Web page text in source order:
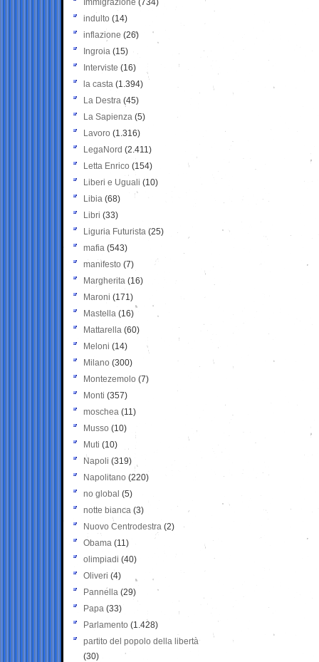
Immigrazione (734)
indulto (14)
inflazione (26)
Ingroia (15)
Interviste (16)
la casta (1.394)
La Destra (45)
La Sapienza (5)
Lavoro (1.316)
LegaNord (2.411)
Letta Enrico (154)
Liberi e Uguali (10)
Libia (68)
Libri (33)
Liguria Futurista (25)
mafia (543)
manifesto (7)
Margherita (16)
Maroni (171)
Mastella (16)
Mattarella (60)
Meloni (14)
Milano (300)
Montezemolo (7)
Monti (357)
moschea (11)
Musso (10)
Muti (10)
Napoli (319)
Napolitano (220)
no global (5)
notte bianca (3)
Nuovo Centrodestra (2)
Obama (11)
olimpiadi (40)
Oliveri (4)
Pannella (29)
Papa (33)
Parlamento (1.428)
partito del popolo della libertà
(30)